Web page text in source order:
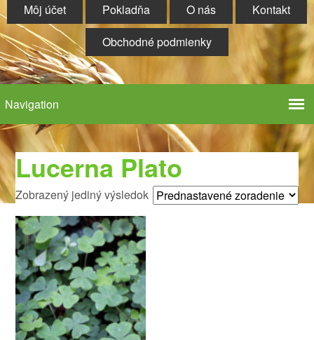
Môj účet Pokladňa O nás
Kontakt
Obchodné podmienky
Lucerna Plato
Zobrazený jediný výsledok